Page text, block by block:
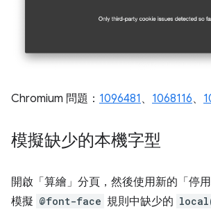
Chromium 問題： 1096481 、 1068116、
模擬缺少的本機字型
開啟「算繪」分頁 ，然後使用新的「停
模擬 @font-face 規則中缺少的